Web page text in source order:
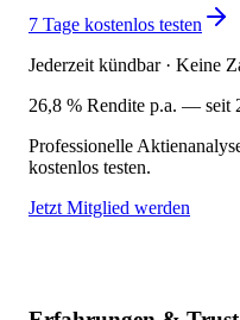
7 Tage kostenlos testen
Jederzeit kündbar · Keine
26,8 % Rendite p.a. — seit
Professionelle
kostenlos testen.
Jetzt Mitglied werden